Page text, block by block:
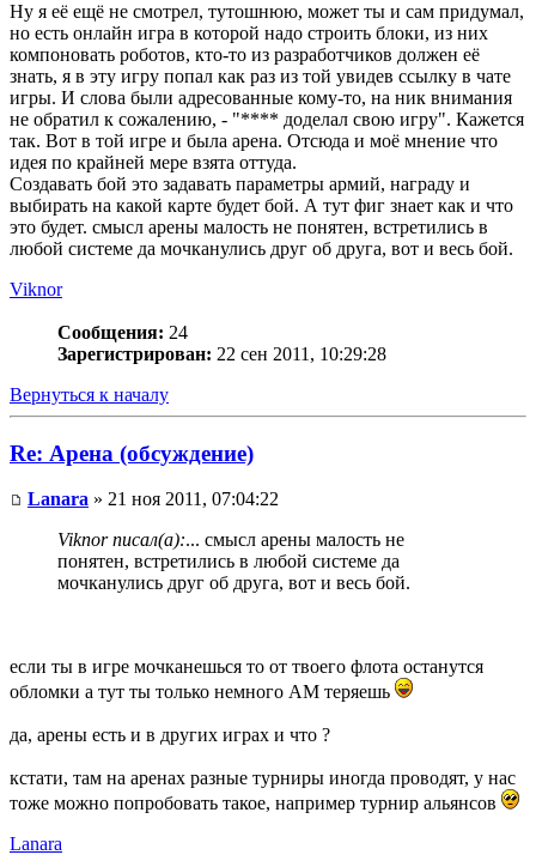
Ну я её ещё не смотрел, тутошнюю, может ты и сам придумал,
но есть онлайн игра в которой надо строить блоки, из них
компоновать роботов, кто-то из разработчиков должен её
знать, я в эту игру попал как раз из той увидев ссылку в чате
игры. И слова были адресованные кому-то, на ник внимания
не обратил к сожалению, - "**** доделал свою игру". Кажется
так. Вот в той игре и была арена. Отсюда и моё мнение что
идея по крайней мере взята оттуда.
Создавать бой это задавать параметры армий, награду и
выбирать на какой карте будет бой. А тут фиг знает как и что
это будет. смысл арены малость не понятен, встретились в
любой системе да мочканулись друг об друга, вот и весь бой.
Viknor
Сообщения: 24
Зарегистрирован: 22 сен 2011, 10:29:28
Вернуться к началу
Re: Арена (обсуждение)
Lanara » 21 ноя 2011, 07:04:22
Viknor писал(а):... смысл арены малость не
понятен, встретились в любой системе да
мочканулись друг об друга, вот и весь бой.
если ты в игре мочканешься то от твоего флота останутся
обломки а тут ты только немного АМ теряешь
да, арены есть и в других играх и что ?
кстати, там на аренах разные турниры иногда проводят, у нас
тоже можно попробовать такое, например турнир альянсов
Lanara